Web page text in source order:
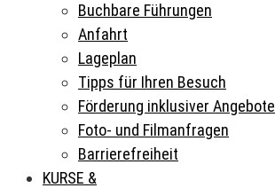
Buchbare Führungen
Anfahrt
Lageplan
Tipps für Ihren Besuch
Förderung inklusiver Angebote
Foto- und Filmanfragen
Barrierefreiheit
KURSE &